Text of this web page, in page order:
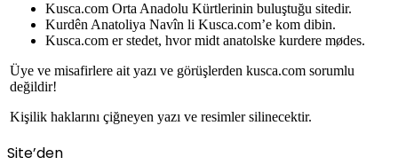
Kusca.com Orta Anadolu Kürtlerinin buluştuğu sitedir.
Kurdên Anatoliya Navîn li Kusca.com’e kom dibin.
Kusca.com er stedet, hvor midt anatolske kurdere mødes.
Üye ve misafirlere ait yazı ve görüşlerden kusca.com sorumlu
değildir!
Kişilik haklarını çiğneyen yazı ve resimler silinecektir.
Site’den